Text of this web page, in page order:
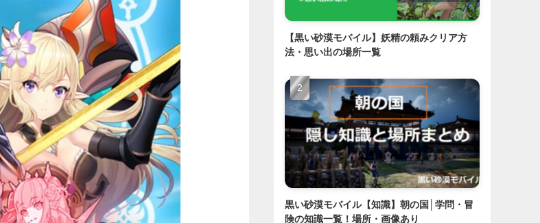
【黒い砂漠モバイル】妖精の頼みクリア方
法・思い出の場所一覧
黒い砂漠モバイル【知識】朝の国│学問・冒
険の知識一覧！場所・画像あり